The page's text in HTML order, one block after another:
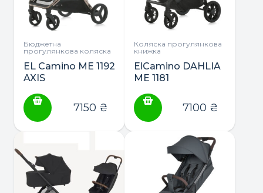
Бюджетна
прогулянкова коляска
EL Camino ME 1192
AXIS
коляска
7150 ₴
Коляска прогулянкова
книжка
ElCamino DAHLIA
ME 1181
коляска
7100 ₴